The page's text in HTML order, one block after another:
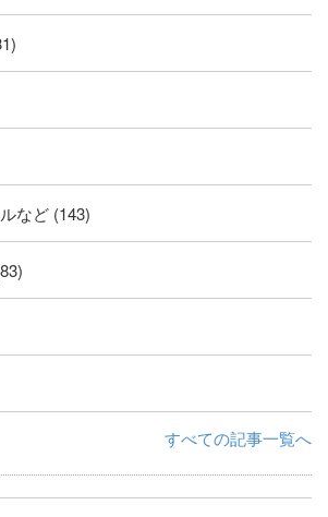
など (143)
すべての記事一覧へ